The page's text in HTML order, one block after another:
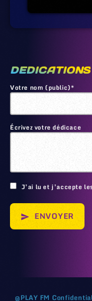
DEDICATIONS
Votre nom (public)*
Écrivez votre dédicace
J’ai lu et j’accepte
send ENVOYER
@PLAY FM